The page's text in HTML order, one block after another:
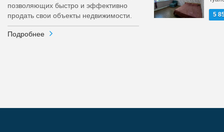
позволяющих быстро и эффективно
продать свои объекты недвижимости.
Подробнее
5